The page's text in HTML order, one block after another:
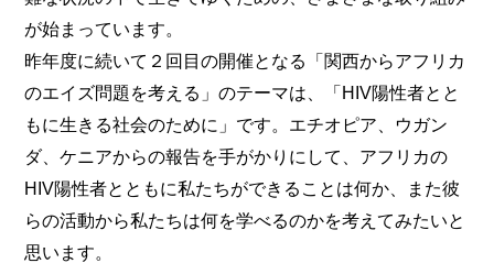
が始まっています。
昨年度に続いて２回目の開催となる「関西からアフリカ
のエイズ問題を考える」のテーマは、「HIV陽性者とと
もに生きる社会のために」です。エチオピア、ウガン
ダ、ケニアからの報告を手がかりにして、アフリカの
HIV陽性者とともに私たちができることは何か、また彼
らの活動から私たちは何を学べるのかを考えてみたいと
思います。